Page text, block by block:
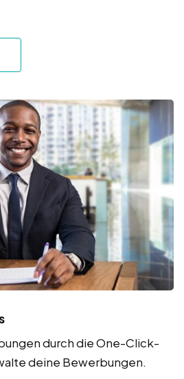
durch die One-Click-
deine Bewerbungen.